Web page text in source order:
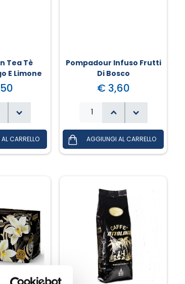
Tea Tè
E Limone
Pompadour Infuso Frutti
Di Bosco
€ 3,60